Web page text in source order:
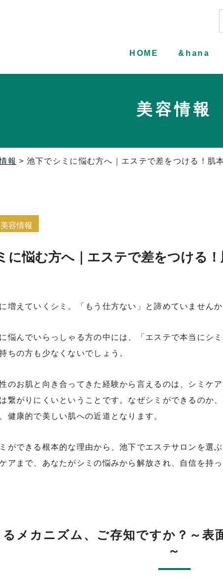
HOME &hana
美容情報
報 > 池下でシミに悩む方へ｜エステで差をつける！肌
美容情報
に悩む方へ｜エステで差をつける
増えていくシミ。「もう仕方ない」と諦めていませんか
悩んでいらっしゃる方の中には、「エステで本当にシ
ちの方も少なくないでしょう。
のお肌と向き合ってきた経験から言えるのは、シミケ
繋がりにくいということです。なぜシミができるのか
健康的で美しい肌への近道となります。
ができる根本的な理由から、池下でエステサロンを選
アまで、あなたがシミの悩みから解放され、自信を持
メカニズム、ご存知ですか？～表
～